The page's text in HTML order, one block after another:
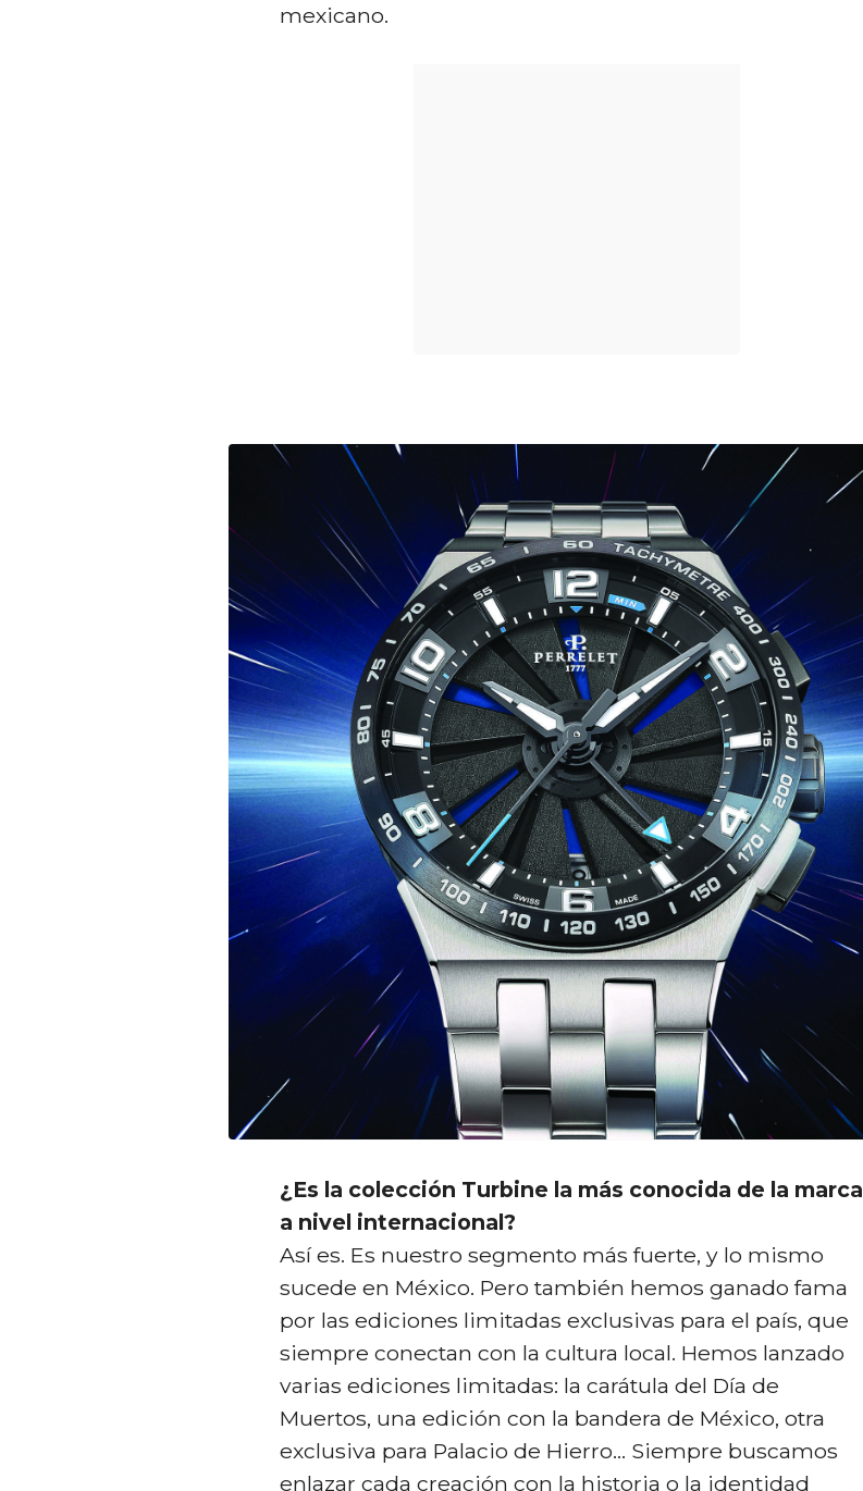
mexicano.
¿Es la colección Turbine la más conocida de la marca
a nivel internacional?
Así es. Es nuestro segmento más fuerte, y lo mismo
sucede en México. Pero también hemos ganado fama
por las ediciones limitadas exclusivas para el país, que
siempre conectan con la cultura local. Hemos lanzado
varias ediciones limitadas: la carátula del Día de
Muertos, una edición con la bandera de México, otra
exclusiva para Palacio de Hierro… Siempre buscamos
enlazar cada creación con la historia o la identidad